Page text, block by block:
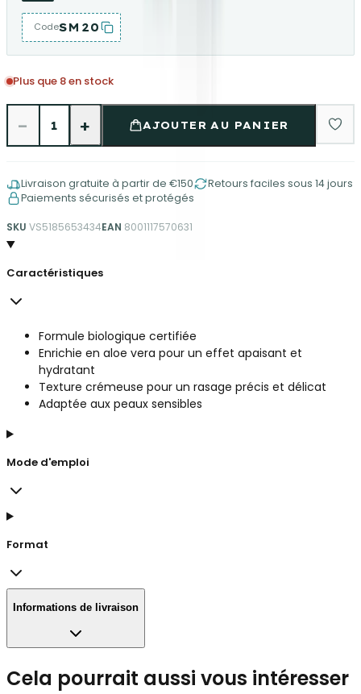
CodeSM20
Plus que 8 en stock
− 1 + AJOUTER AU PANIER
Livraison gratuite à partir de €150
Retours faciles sous 14 jours
Paiements sécurisés et protégés
SKU VS5185653434EAN 8001117570631
Caractéristiques
Formule biologique certifiée
Enrichie en aloe vera pour un effet apaisant et
hydratant
Texture crémeuse pour un rasage précis et délicat
Adaptée aux peaux sensibles
Mode d'emploi
Format
Informations de livraison
Cela pourrait aussi vous intéresser